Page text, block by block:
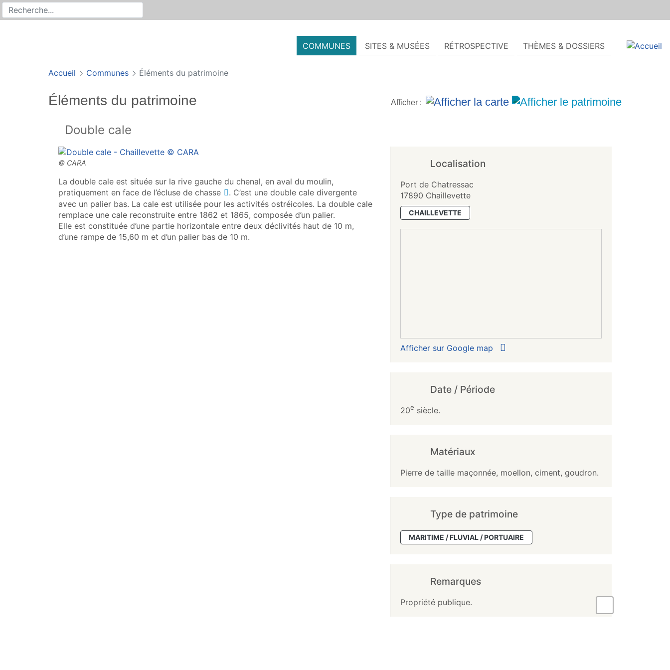
Recherche sur le site
Rechercher
COMMUNES SITES & MUSÉES RÉTROSPECTIVE THÈMES & DOSSIERS
Accueil Communes Éléments du patrimoine
Afficher :
Éléments du patrimoine
Double cale
La double cale est située sur la rive gauche du chenal, en aval du moulin,
pratiquement en face de l’écluse de chasse
. C’est une double cale divergente
avec un palier bas. La cale est utilisée pour les activités ostréicoles. La double cale
remplace une cale reconstruite entre 1862 et 1865, composée d’un palier.
Elle est constituée d’une partie horizontale entre deux déclivités haut de 10 m,
d’une rampe de 15,60 m et d’un palier bas de 10 m.
Localisation
Port de Chatressac
17890 Chaillevette
CHAILLEVETTE
Afficher sur Google map
Date / Période
20e siècle.
Matériaux
Pierre de taille maçonnée, moellon, ciment, goudron.
Type de patrimoine
MARITIME / FLUVIAL / PORTUAIRE
Remarques
Propriété publique.